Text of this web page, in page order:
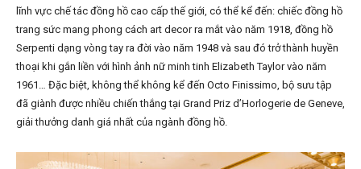
lĩnh vực chế tác đồng hồ cao cấp thế giới, có thể kể đến: chiếc đồng hồ
trang sức mang phong cách art decor ra mắt vào năm 1918, đồng hồ
Serpenti dạng vòng tay ra đời vào năm 1948 và sau đó trở thành huyền
thoại khi gắn liền với hình ảnh nữ minh tinh Elizabeth Taylor vào năm
1961… Đặc biệt, không thể không kể đến Octo Finissimo, bộ sưu tập
đã giành được nhiều chiến thắng tại Grand Priz d’Horlogerie de Geneve,
giải thưởng danh giá nhất của ngành đồng hồ.